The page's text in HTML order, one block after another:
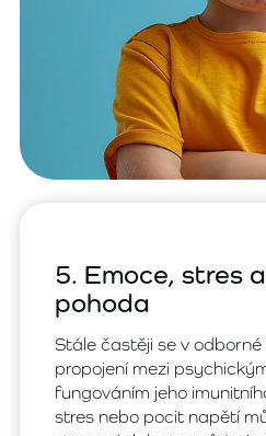
5. Emoce, stres
pohoda
Stále častěji se v
propojení mezi
fungováním jeho
stres nebo pocit napětí